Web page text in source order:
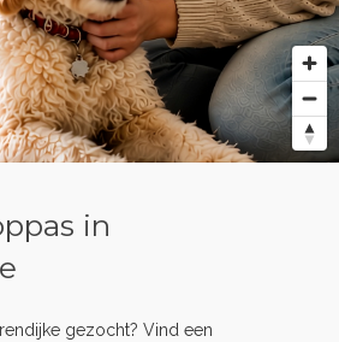
in
gezocht? Vind een